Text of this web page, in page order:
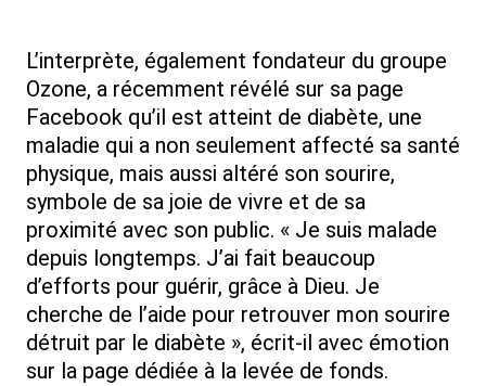
L’interprète, également fondateur du groupe
Ozone, a récemment révélé sur sa page
Facebook qu’il est atteint de diabète, une
maladie qui a non seulement affecté sa santé
physique, mais aussi altéré son sourire,
symbole de sa joie de vivre et de sa
proximité avec son public. « Je suis malade
depuis longtemps. J’ai fait beaucoup
d’efforts pour guérir, grâce à Dieu. Je
cherche de l’aide pour retrouver mon sourire
détruit par le diabète », écrit-il avec émotion
sur la page dédiée à la levée de fonds.